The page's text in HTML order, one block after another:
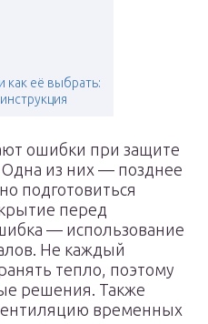
как её выбрать:
ошибки при защите
Одна из них — позднее
подготовиться
перед
— использование
Не каждый
тепло, поэтому
решения. Также
временных